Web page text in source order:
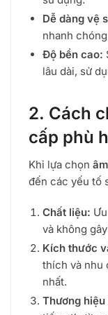
Dễ dàng vệ
nhanh
Độ bền cao:
lâu dài, sử
2. Cách
cấp phù
Khi lựa chọn
đến các yếu tố
Chất liệu:
và không
Kích thước
thích và nhu
nhất.
Thương